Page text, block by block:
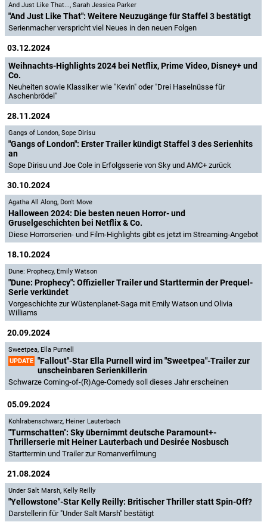
And Just Like That..., Sarah Jessica Parker
"And Just Like That": Weitere Neuzugänge für Staffel 3 bestätigt
Serienmacher verspricht viel Neues in den neuen Folgen
03.12.2024
Weihnachts-Highlights 2024 bei Netflix, Prime Video, Disney+ und
Co.
Neuheiten sowie Klassiker wie "Kevin" oder "Drei Haselnüsse für
Aschenbrödel"
28.11.2024
Gangs of London, Sope Dirisu
"Gangs of London": Erster Trailer kündigt Staffel 3 des Serienhits
an
Sope Dirisu und Joe Cole in Erfolgsserie von Sky und AMC+ zurück
30.10.2024
Agatha All Along, Don't Move
Halloween 2024: Die besten neuen Horror- und
Gruselgeschichten bei Netflix & Co.
Diese Horrorserien- und Film-Highlights gibt es jetzt im Streaming-Angebot
18.10.2024
Dune: Prophecy, Emily Watson
"Dune: Prophecy": Offizieller Trailer und Starttermin der Prequel-
Serie verkündet
Vorgeschichte zur Wüstenplanet-Saga mit Emily Watson und Olivia
Williams
20.09.2024
Sweetpea, Ella Purnell
UPDATE "Fallout"-Star Ella Purnell wird im "Sweetpea"-Trailer zur
unscheinbaren Serienkillerin
Schwarze Coming-of-(R)Age-Comedy soll dieses Jahr erscheinen
05.09.2024
Kohlrabenschwarz, Heiner Lauterbach
"Turmschatten": Sky übernimmt deutsche Paramount+-
Thrillerserie mit Heiner Lauterbach und Desirée Nosbusch
Starttermin und Trailer zur Romanverfilmung
21.08.2024
Under Salt Marsh, Kelly Reilly
"Yellowstone"-Star Kelly Reilly: Britischer Thriller statt Spin-Off?
Darstellerin für "Under Salt Marsh" bestätigt